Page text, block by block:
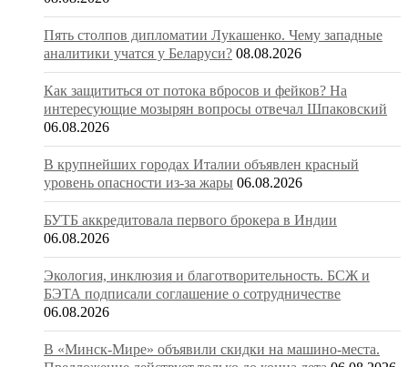
Пять столпов дипломатии Лукашенко. Чему западные
аналитики учатся у Беларуси? 08.08.2026
Как защититься от потока вбросов и фейков? На
интересующие мозырян вопросы отвечал Шпаковский
06.08.2026
В крупнейших городах Италии объявлен красный
уровень опасности из-за жары 06.08.2026
БУТБ аккредитовала первого брокера в Индии
06.08.2026
Экология, инклюзия и благотворительность. БСЖ и
БЭТА подписали соглашение о сотрудничестве
06.08.2026
В «Минск-Мире» объявили скидки на машино-места.